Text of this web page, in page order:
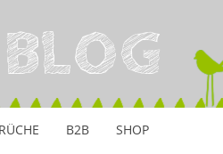
BLOG
B2B SHOP